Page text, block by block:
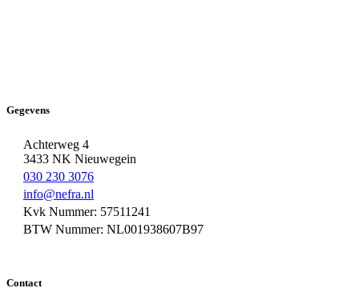
Gegevens
Achterweg 4
3433 NK Nieuwegein
030 230 3076
info@nefra.nl
Kvk Nummer: 57511241
BTW Nummer: NL001938607B97
Contact